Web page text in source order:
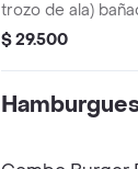
trozo de ala)
ligeramente
$ 29.500